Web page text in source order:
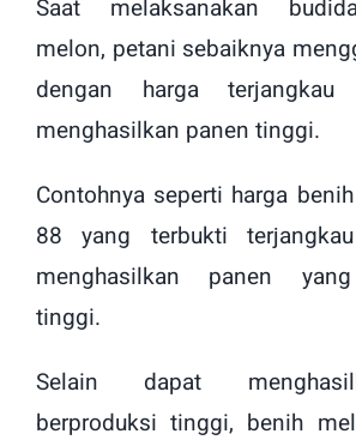
Saat melaksanakan
melon, petani sebaiknya
dengan harga
menghasilkan panen tinggi.
Contohnya seperti harga
88 yang terbukti
menghasilkan panen
tinggi.
Selain dapat
berproduksi tinggi, benih